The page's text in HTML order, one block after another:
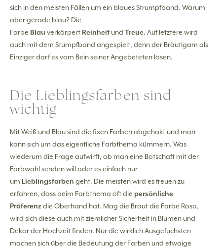
sich in den meisten Fällen um ein blaues Strumpfband. Warum
aber gerade blau? Die
Farbe Blau verkörpert Reinheit und Treue. Auf letztere wird
auch mit dem Stumpfband angespielt, denn der Bräutigam als
Einziger darf es vom Bein seiner Angebeteten lösen.
Die Lieblingsfarben sind
wichtig
Mit Weiß und Blau sind die fixen Farben abgehakt und man
kann sich um das eigentliche Farbthema kümmern. Was
wiederum die Frage aufwirft, ob man eine Botschaft mit der
Farbwahl senden will oder es einfach nur
um Lieblingsfarben geht. Die meisten wird es freuen zu
erfahren, dass beim Farbthema oft die persönliche
Präferenzdie Oberhand hat. Mag die Braut die Farbe Rosa,
wird sich diese auch mit ziemlicher Sicherheit in Blumen und
Dekor der Hochzeit finden. Nur die wirklich Ausgefuchsten
machen sich über die Bedeutung der Farben und etwaige